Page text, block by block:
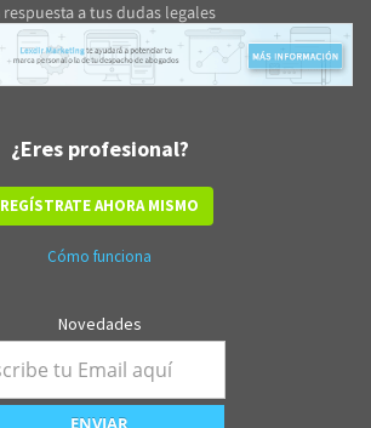
¿Eres profesional?
REGÍSTRATE AHORA MISMO
Cómo funciona
Novedades